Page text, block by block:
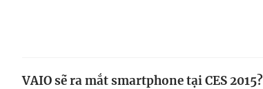
VAIO sẽ ra mắt smartphone tại CES 2015?